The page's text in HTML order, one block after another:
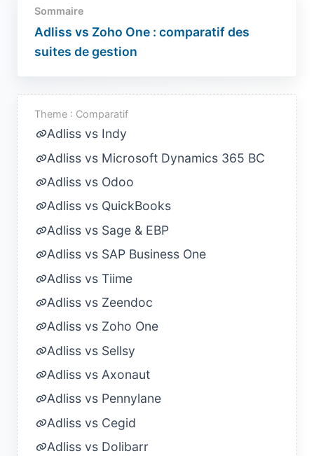
Sommaire
Adliss vs Zoho One : comparatif des
suites de gestion
Theme : Comparatif
Adliss vs Indy
Adliss vs Microsoft Dynamics 365 BC
Adliss vs Odoo
Adliss vs QuickBooks
Adliss vs Sage & EBP
Adliss vs SAP Business One
Adliss vs Tiime
Adliss vs Zeendoc
Adliss vs Zoho One
Adliss vs Sellsy
Adliss vs Axonaut
Adliss vs Pennylane
Adliss vs Cegid
Adliss vs Dolibarr